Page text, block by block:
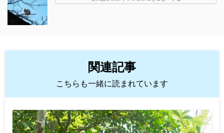
関連記事
こちらも一緒に読まれています